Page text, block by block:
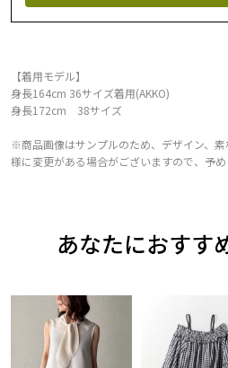
【着用モデル】
身長164cm 36サイズ着用(AKKO)
身長172cm 38サイズ
※商品画像はサンプルのため、デザイン、
様に変更がある場合がございますので、予め
あなたにおすす